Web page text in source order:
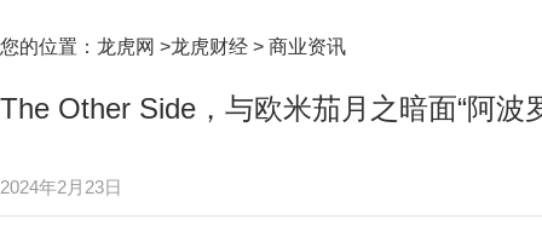
您的位置： 龙虎网 >龙虎财经 > 商业资讯
The Other Side，与欧米茄月之暗面“阿波
2024年2月23日